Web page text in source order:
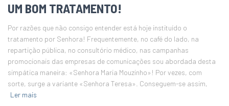
UM BOM TRATAMENTO!
Por razões que não consigo entender está hoje instituído o
tratamento por Senhora! Frequentemente, no café do lado, na
repartição pública, no consultório médico, nas campanhas
promocionais das empresas de comunicações sou abordada desta
simpática maneira: «Senhora Maria Mouzinho»! Por vezes, com
sorte, surge a variante «Senhora Teresa». Conseguem-se assim,
Ler mais